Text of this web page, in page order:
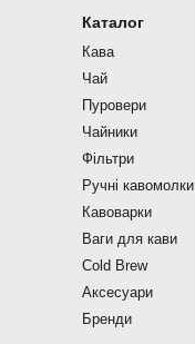
Каталог
Кава
Чай
Пуровери
Чайники
Фільтри
Ручні кавомолки
Кавоварки
Ваги для кави
Cold Brew
Аксесуари
Бренди